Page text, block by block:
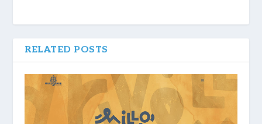
RELATED POSTS